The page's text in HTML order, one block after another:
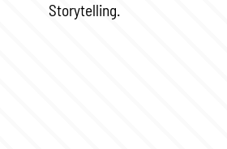
Storytelling.